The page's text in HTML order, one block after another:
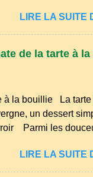
. A Adrillier : arbres
minéraux ou
et améliorer sa
plusieurs
: Le paillage
la lumière
la germination des
contre les
excessive en été.
du sol : Les
LIRE LA SUITE
de la tarte à
à la bouillie La
un dessert
Parmi les
à la bouillie
de génération
LIRE LA SUITE